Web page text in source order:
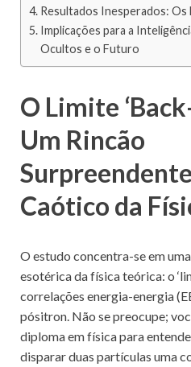
Resultados Inesperados: Os
Implicações para a
Ocultos e o Futuro
O Limite
Um Rincão
Caótico da
O estudo concentra-se em
esotérica da física teórica: o
correlações energia-energia
pósitron. Não se preocupe;
diploma em física para
disparar duas partículas uma